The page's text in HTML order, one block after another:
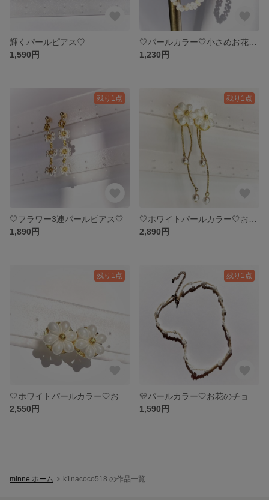
輝くパールピアス♡
1,590円
1,230円
残り1点
🤍フラワー3連パールピアス🤍
1,890円
残り1点
2,890円
残り1点
2,550円
残り1点
1,590円
minne ホーム k1nacoco518 の作品一覧